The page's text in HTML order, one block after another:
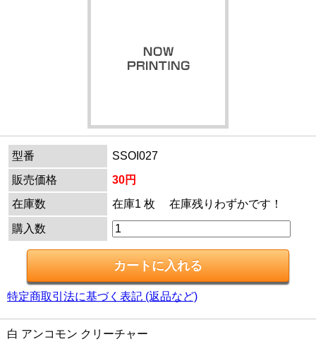
型番
SSOI027
販売価格
30円
在庫数
在庫1 枚 在庫残りわずかです！
購入数
特定商取引法に基づく表記 (返品など)
白 アンコモン クリーチャー